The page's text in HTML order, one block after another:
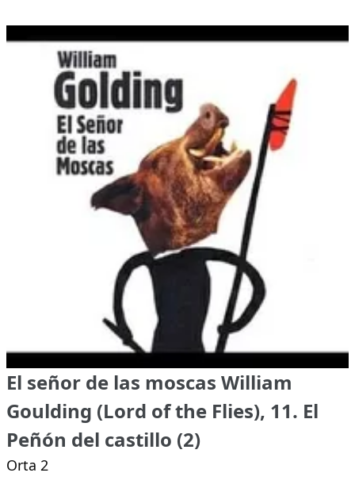
El señor de las moscas William
Goulding (Lord of the Flies), 11. El
Peñón del castillo (2)
Orta 2